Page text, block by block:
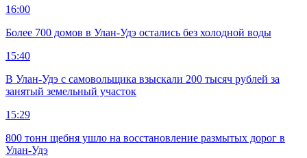
16:00
Более 700 домов в Улан-Удэ остались без холодной воды
15:40
В Улан-Удэ с самовольщика взыскали 200 тысяч рублей за
занятый земельный участок
15:29
800 тонн щебня ушло на восстановление размытых дорог в
Улан-Удэ